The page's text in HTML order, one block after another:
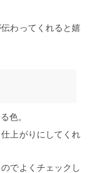
わってくれると嬉
色。
上がりにしてくれ
でよくチェックし